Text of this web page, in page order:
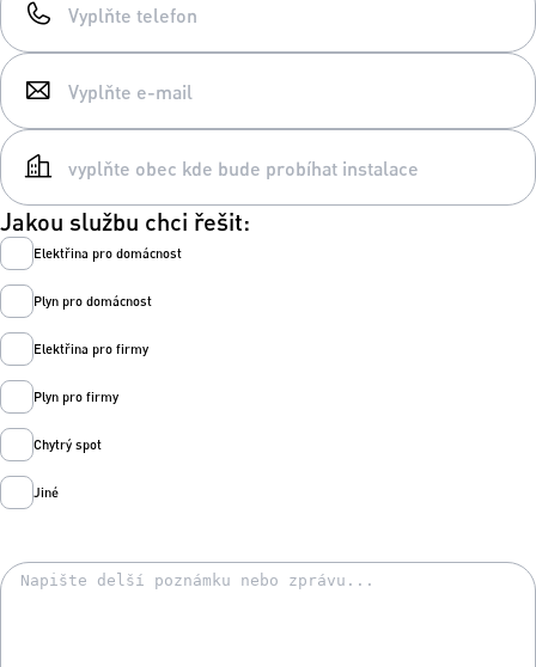
Jakou službu chci řešit:
Elektřina pro domácnost
Plyn pro domácnost
Elektřina pro firmy
Plyn pro firmy
Chytrý spot
Jiné